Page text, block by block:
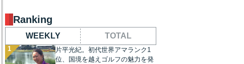
Ranking
WEEKLY TOTAL
片平光紀。初代世界アマランク1
位、国境を越えゴルフの魅力を発